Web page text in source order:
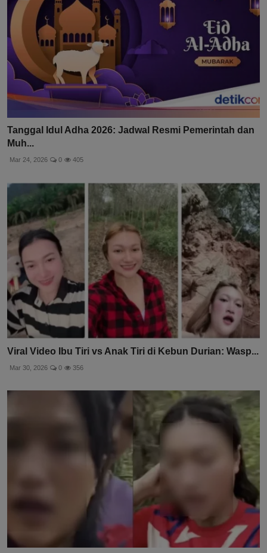
Tanggal Idul Adha 2026: Jadwal Resmi Pemerintah dan
Muh...
Mar 24, 2026 0 405
Viral Video Ibu Tiri vs Anak Tiri di Kebun Durian: Wasp...
Mar 30, 2026 0 356